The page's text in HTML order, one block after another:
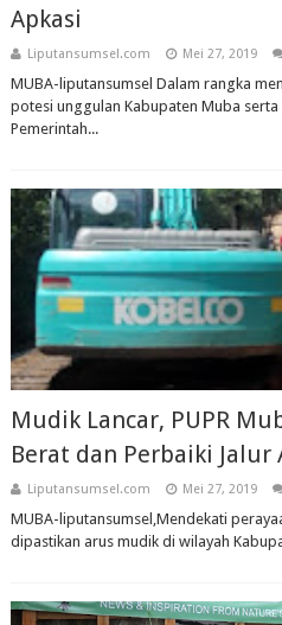
Apkasi
Liputansumsel.com Mei 27, 2019
MUBA-liputansumsel Dalam rangka
potesi unggulan Kabupaten Muba
Pemerintah...
Mudik Lancar, PUPR
Berat dan Perbaiki
Liputansumsel.com Mei 27, 2019
MUBA-liputansumsel,Mendekati
dipastikan arus mudik di wilayah